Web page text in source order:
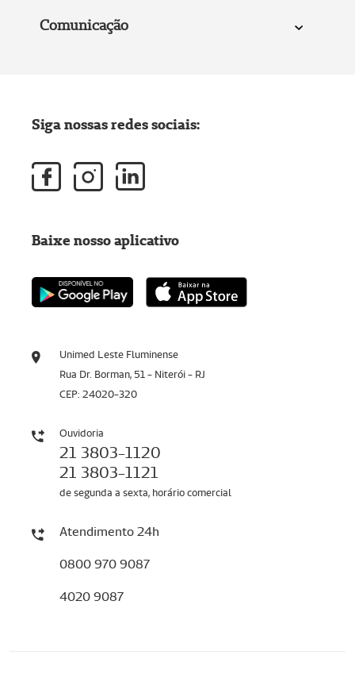
Comunicação
Unimed Leste Fluminense
Rua Dr. Borman, 51 - Niterói - RJ
CEP: 24020-320
Ouvidoria
21 3803-1120
21 3803-1121
de segunda a sexta, horário comercial
Atendimento 24h
0800 970 9087
4020 9087
Siga nossas redes sociais:
Baixe nosso aplicativo